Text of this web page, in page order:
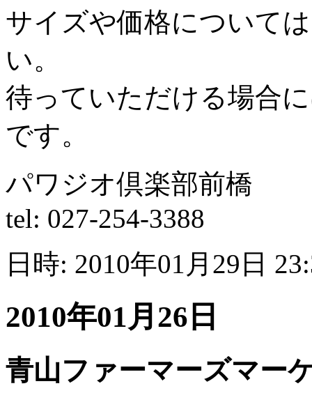
サイズや価格について
い。
待っていただける場合
です。
パワジオ倶楽部前橋
tel: 027-254-3388
日時: 2010年01月29日
2010年01月26日
青山ファーマーズマー